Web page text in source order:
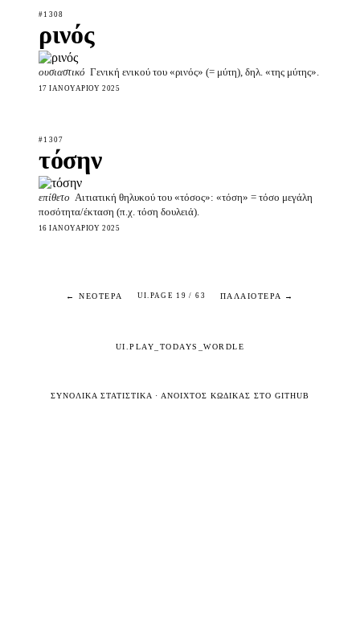
#1308
ρινός
ουσιαστικό Γενική ενικού του «ρινός» (= μύτη), δηλ. «της μύτης».
17 ΙΑΝΟΥΑΡΊΟΥ 2025
#1307
τόσην
επίθετο Αιτιατική θηλυκού του «τόσος»: «τόση» = τόσο μεγάλη
ποσότητα/έκταση (π.χ. τόση δουλειά).
16 ΙΑΝΟΥΑΡΊΟΥ 2025
← ΝΕΌΤΕΡΑ UI.PAGE 19 / 63 ΠΑΛΑΙΌΤΕΡΑ →
UI.PLAY_TODAYS_WORDLE
ΣΥΝΟΛΙΚΆ ΣΤΑΤΙΣΤΙΚΆ · ΑΝΟΙΧΤΌΣ ΚΏΔΙΚΑΣ ΣΤΟ GITHUB